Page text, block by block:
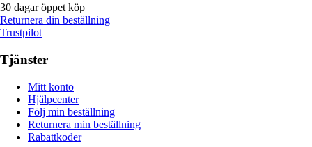
30 dagar öppet köp
Returnera din beställning
Trustpilot
Tjänster
Mitt konto
Hjälpcenter
Följ min beställning
Returnera min beställning
Rabattkoder